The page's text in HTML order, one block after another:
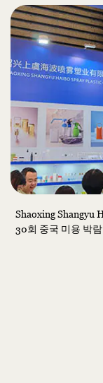
Shaoxing Shangyu
30회 중국 미용 박